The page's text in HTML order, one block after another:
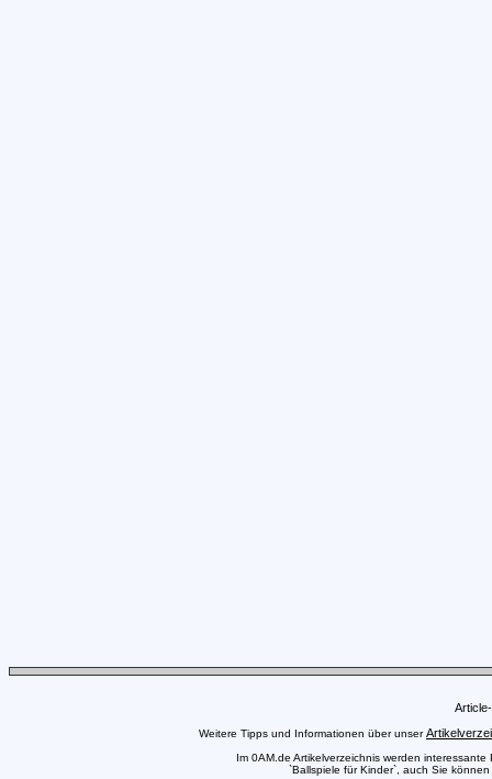
Weitere Tipps und Informationen über unser
Im 0AM.de Artikelverzeichnis werden
`Ballspiele für Kinder`, auch Sie